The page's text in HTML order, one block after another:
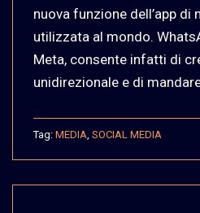
nuova funzione dell’app di
utilizzata al mondo.
Meta, consente infatti di
unidirezionale e di
Tag: MEDIA SOCIAL MEDIA